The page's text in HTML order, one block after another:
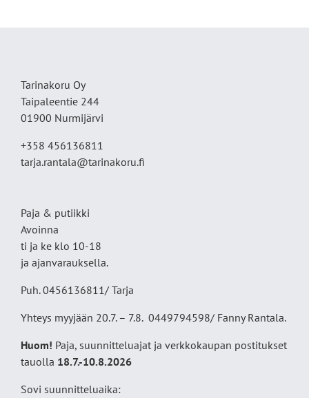
Tarinakoru Oy
Taipaleentie 244
01900 Nurmijärvi
+358 456136811
tarja.rantala@tarinakoru.fi
Paja & putiikki
Avoinna
ti ja ke klo 10-18
ja ajanvarauksella.
Puh. 0456136811/ Tarja
Yhteys myyjään 20.7. – 7.8. 0449794598/ Fanny Rantala.
Huom! Paja, suunnitteluajat ja verkkokaupan postitukset
tauolla 18.7.-10.8.2026
Sovi suunnitteluaika: